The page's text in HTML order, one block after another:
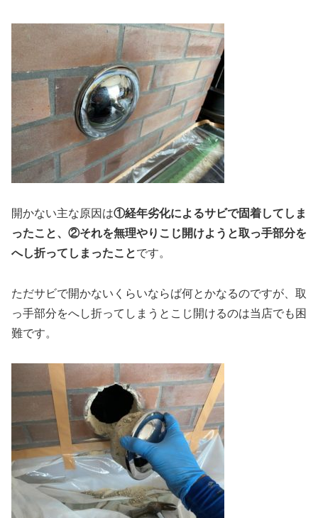
開かない主な原因は①経年劣化によるサビで固着してしま
ったこと、②それを無理やりこじ開けようと取っ手部分を
へし折ってしまったことです。
ただサビで開かないくらいならば何とかなるのですが、取
っ手部分をへし折ってしまうとこじ開けるのは当店でも困
難です。